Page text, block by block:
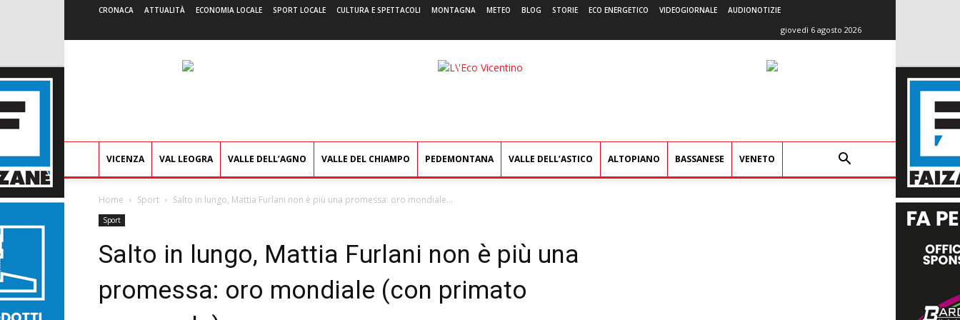
CRONACA ATTUALITÀ ECONOMIA LOCALE SPORT LOCALE CULTURA E SPETTACOLI MONTAGNA METEO BLOG STORIE ECO ENERGETICO VIDEOGIORNALE AUDIONOTIZIE
giovedì 6 agosto 2026
L'Eco
VICENZA VAL LEOGRA VALLE DELL’AGNO VALLE DEL CHIAMPO PEDEMONTANA VALLE DELL’ASTICO ALTOPIANO BASSANESE VENETO
Home Sport Salto in lungo, Mattia Furlani non è più una promessa: oro mondiale...
Sport
Salto in lungo, Mattia Furlani non è più una
promessa: oro mondiale (con primato